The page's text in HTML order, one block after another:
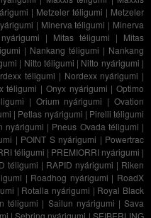
| Metzeler téligumi | Metzeler
| Minerva téligumi | Minerva
| Mitas téligumi | Mitas
| Nankang téligumi | Nankang
| Nitto téligumi | Nitto nyárigumi |
téligumi | Nordexx nyárigumi |
téligumi | Onyx nyárigumi | Optimo
| Orium nyárigumi |Ovation
| Petlas nyárigumi | Pirelli téligumi
nyárigumi | Pneus Ovada téligumi |
| POINT S nyárigumi | Powertrac
téligumi | PREMIORRI nyárigumi |
téligumi | RAPID nyárigumi | Riken
| Roadhog nyárigumi | RoadX
| Rotalla nyárigumi | Royal Black
téligumi | Sailun nyárigumi |Sava
|Sebring nyárigumi |SEIBERLING